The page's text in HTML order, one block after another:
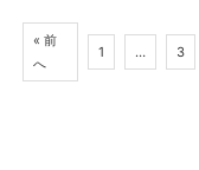
« 前
へ
1 … 3